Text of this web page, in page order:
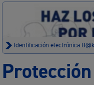
Identificación electrónica